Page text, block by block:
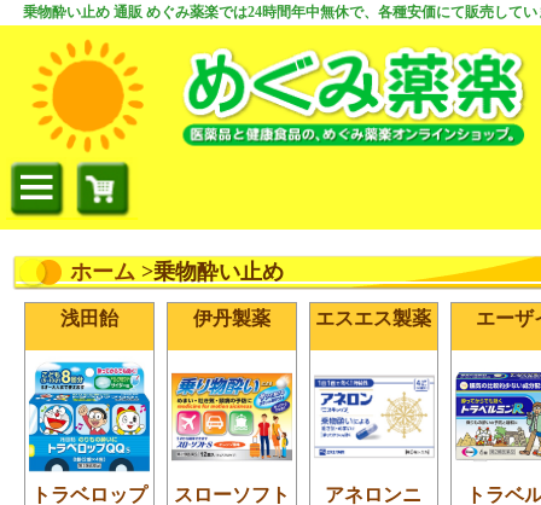
乗物酔い止め 通販 めぐみ薬楽では24時間年中無休で、各種安価にて販売してい
ホーム >乗物酔い止め
浅田飴
トラベロップ
伊丹製薬
スローソフト
エスエス製薬
アネロンニ
エーザ
トラベ